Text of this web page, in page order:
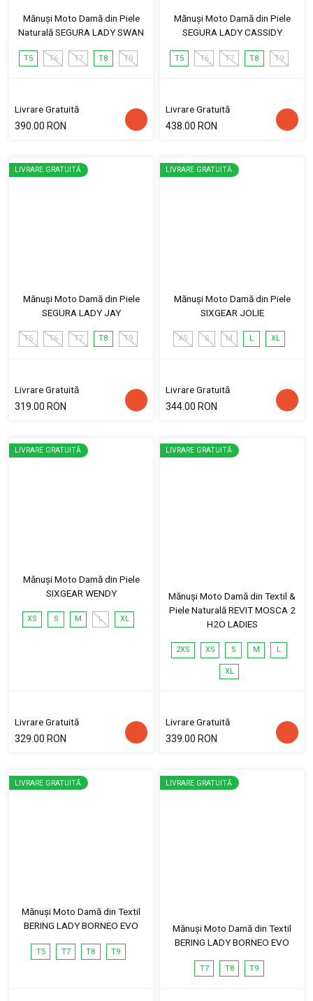
Mănuși Moto Damă din Piele
Naturală SEGURA LADY SWAN
T5 T6 T7 T8 T9
Livrare Gratuită
390.00 RON
Mănuși Moto Damă din Piele
SEGURA LADY CASSIDY
T5 T6 T7 T8 T9
Livrare Gratuită
438.00 RON
LIVRARE GRATUITĂ
Mănuși Moto Damă din Piele
SEGURA LADY JAY
T5 T6 T7 T8 T9
Livrare Gratuită
319.00 RON
LIVRARE GRATUITĂ
Mănuși Moto Damă din Piele
SIXGEAR JOLIE
XS S M L XL
Livrare Gratuită
344.00 RON
LIVRARE GRATUITĂ
Mănuși Moto Damă din Piele
SIXGEAR WENDY
XS S M L XL
Livrare Gratuită
329.00 RON
LIVRARE GRATUITĂ
Mănuși Moto Damă din Textil &
Piele Naturală REVIT MOSCA 2
H2O LADIES
2XS XS S M L
XL
Livrare Gratuită
339.00 RON
LIVRARE GRATUITĂ
Mănuși Moto Damă din Textil
BERING LADY BORNEO EVO
T5 T7 T8 T9
LIVRARE GRATUITĂ
Mănuși Moto Damă din Textil
BERING LADY BORNEO EVO
T7 T8 T9